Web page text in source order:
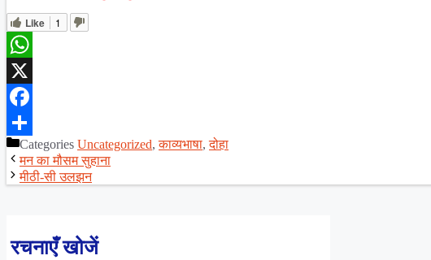
Like 1
WhatsApp
X
Facebook
ShareCategories Uncategorized,काव्यभाषा,दोहा
मन का मौसम सुहाना
मीठी-सी उलझन
रचनाएँ खोजें